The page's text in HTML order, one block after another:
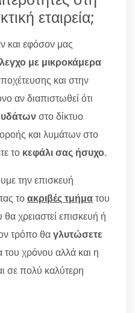
εταιρεία;
και εφόσον μας
με μικροκάμερα
και στην
αν διαπιστωθεί ότι
στο δίκτυο
και λυμάτων στο
το κεφάλι σας ήσυχο.
την επισκευή
τοακριβές τμήματου
χρειαστεί επισκευή ή
τρόπο θαγλυτώσετε
του χρόνου αλλά και η
σε πολύ καλύτερη